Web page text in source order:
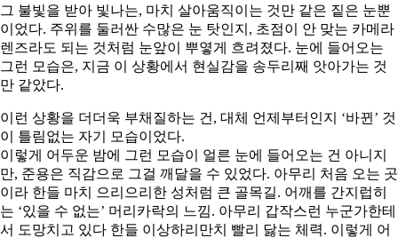
그 불빛을 받아 빛나는, 마치 살아움직이는 것만 같은 짙은 눈뿐
이었다. 주위를 둘러싼 수많은 눈 탓인지, 초점이 안 맞는 카메라
렌즈라도 되는 것처럼 눈앞이 뿌옇게 흐려졌다. 눈에 들어오는
그런 모습은, 지금 이 상황에서 현실감을 송두리째 앗아가는 것
만 같았다.
이런 상황을 더더욱 부채질하는 건, 대체 언제부터인지 ‘바뀐’ 것
이 틀림없는 자기 모습이었다.
이렇게 어두운 밤에 그런 모습이 얼른 눈에 들어오는 건 아니지
만, 준용은 직감으로 그걸 깨달을 수 있었다. 아무리 처음 오는 곳
이라 한들 마치 으리으리한 성처럼 큰 골목길. 어깨를 간지럽히
는 ‘있을 수 없는’ 머리카락의 느낌. 아무리 갑작스런 누군가한테
서 도망치고 있다 한들 이상하리만치 빨리 닳는 체력. 이렇게 어